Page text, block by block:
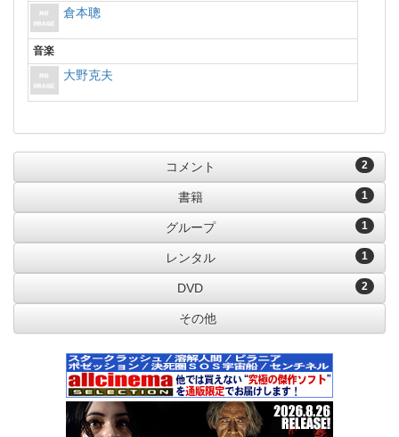
倉本聰
音楽
大野克夫
2
コメント
1
書籍
1
グループ
1
レンタル
2
DVD
その他